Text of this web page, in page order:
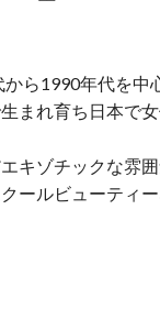
ら1990年代を中
まれ育ち日本で
キゾチックな雰
ールビューティ